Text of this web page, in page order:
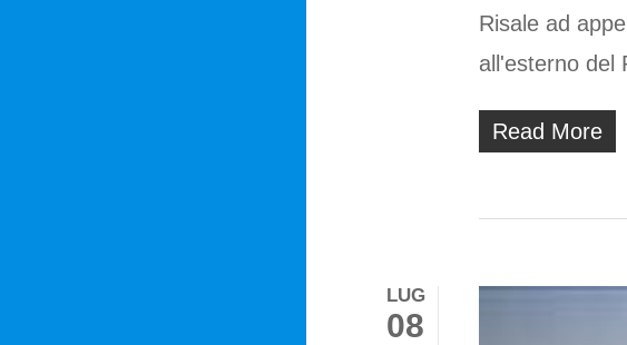
Risale ad
all'esterno del
Read More
LUG
08